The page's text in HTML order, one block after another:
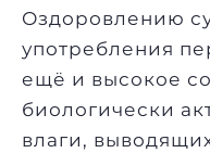
Оздоровлению
употребления
ещё и высокое
биологически
влаги,